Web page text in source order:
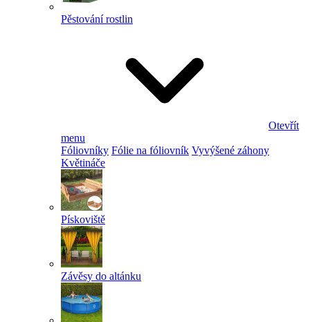
Pěstování rostlin
Otevřít
menu
Fóliovníky Fólie na fóliovník Vyvýšené záhony
Květináče
Pískoviště
Závěsy do altánku